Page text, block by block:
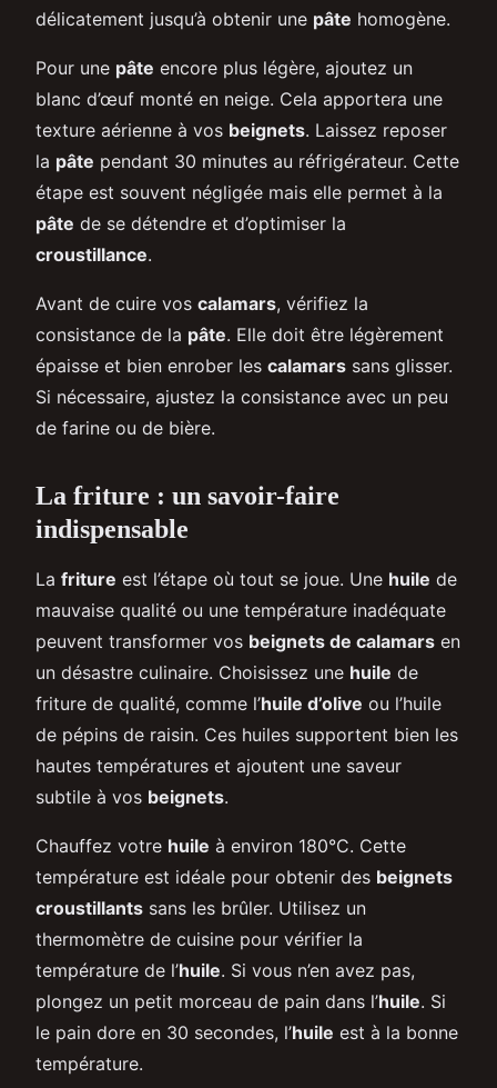
délicatement jusqu’à obtenir une pâte homogène.
Pour une pâte encore plus légère, ajoutez un
blanc d’œuf monté en neige. Cela apportera une
texture aérienne à vos beignets. Laissez reposer
la pâte pendant 30 minutes au réfrigérateur. Cette
étape est souvent négligée mais elle permet à la
pâte de se détendre et d’optimiser la
croustillance.
Avant de cuire vos calamars, vérifiez la
consistance de la pâte. Elle doit être légèrement
épaisse et bien enrober les calamars sans glisser.
Si nécessaire, ajustez la consistance avec un peu
de farine ou de bière.
La friture : un savoir-faire
indispensable
La friture est l’étape où tout se joue. Une huile de
mauvaise qualité ou une température inadéquate
peuvent transformer vos beignets de calamars en
un désastre culinaire. Choisissez une huile de
friture de qualité, comme l’huile d’olive ou l’huile
de pépins de raisin. Ces huiles supportent bien les
hautes températures et ajoutent une saveur
subtile à vos beignets.
Chauffez votre huile à environ 180°C. Cette
température est idéale pour obtenir des beignets
croustillants sans les brûler. Utilisez un
thermomètre de cuisine pour vérifier la
température de l’huile. Si vous n’en avez pas,
plongez un petit morceau de pain dans l’huile. Si
le pain dore en 30 secondes, l’huile est à la bonne
température.